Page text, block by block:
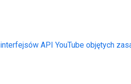
interfejsów API YouTube objętych